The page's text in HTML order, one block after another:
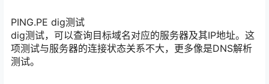
PING.PE dig测试
dig测试，可以查询目标域名对应的服务器及其IP地址。这
项测试与服务器的连接状态关系不大，更多像是DNS解析
测试。